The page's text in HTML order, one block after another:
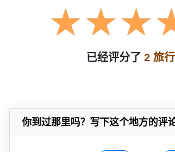
已经评分了 2 旅
你到过那里吗？写下这个地方的评